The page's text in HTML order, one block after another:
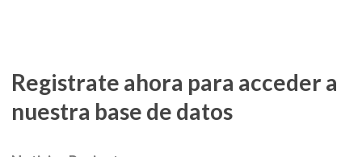
Registrate ahora para acceder a
nuestra base de datos